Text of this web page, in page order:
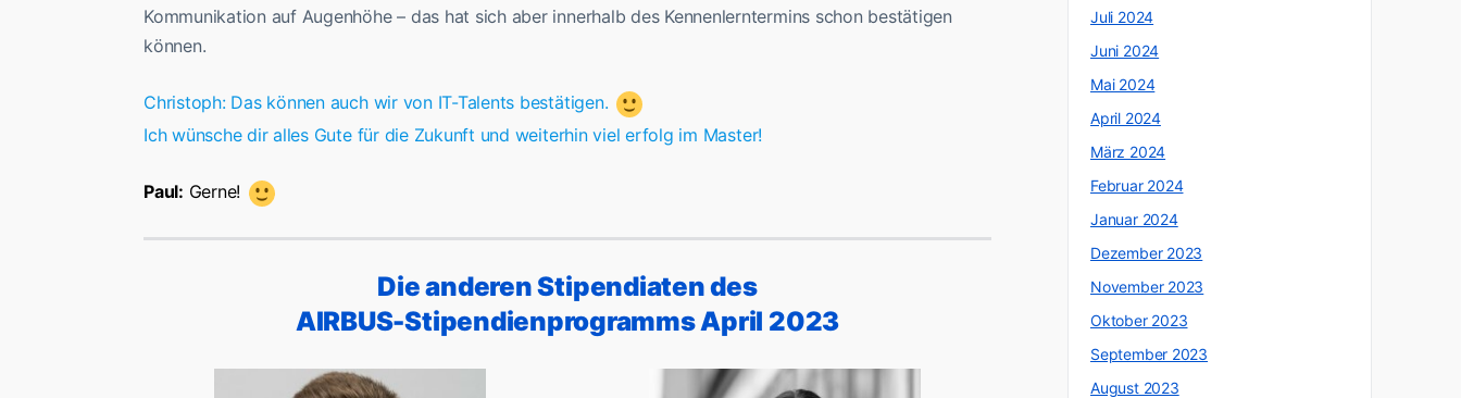
Kommunikation auf Augenhöhe – das hat sich aber innerhalb des Kennenlerntermins schon bestätigen
können.
Christoph: Das können auch wir von IT-Talents bestätigen.
Ich wünsche dir alles Gute für die Zukunft und weiterhin viel erfolg im Master!
Paul: Gerne!
Die anderen Stipendiaten des
AIRBUS-Stipendienprogramms April 2023
Juli 2024
Juni 2024
Mai 2024
April 2024
März 2024
Februar 2024
Januar 2024
Dezember 2023
November 2023
Oktober 2023
September 2023
August 2023